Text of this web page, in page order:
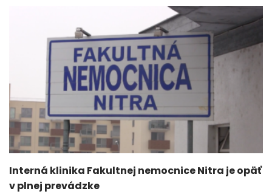
Interná klinika Fakultnej nemocnice Nitra je opäť
v plnej prevádzke